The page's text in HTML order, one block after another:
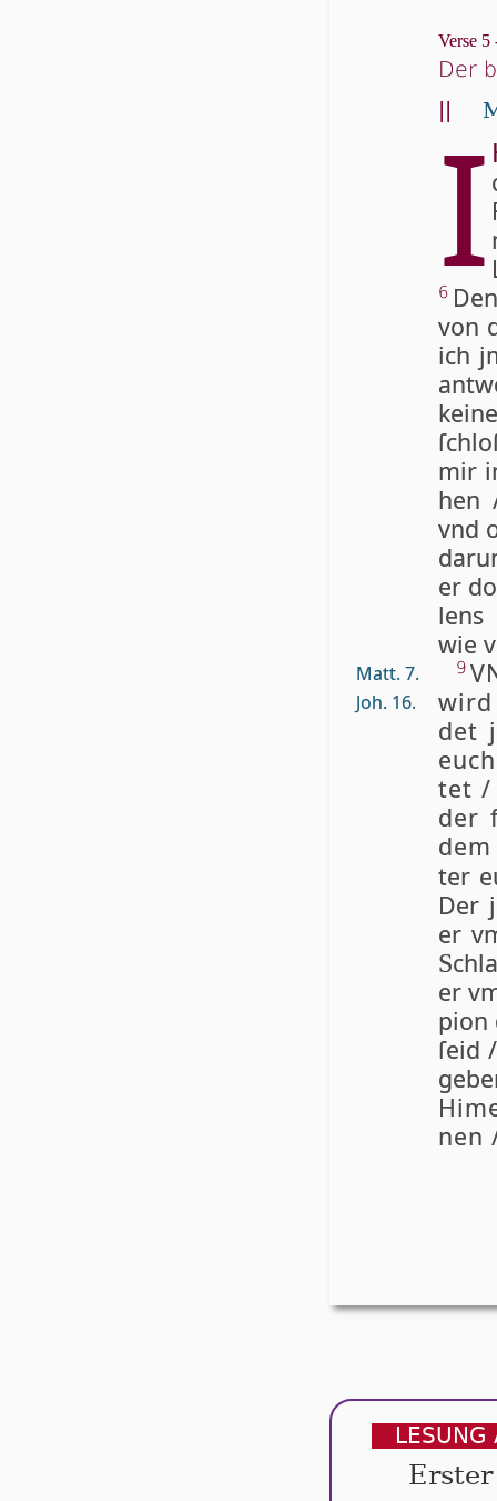
Verse 5
Der
I
6
von
ich
mir
hen
vnd
er
lens
wie
Matt. 7.
Joh. 16.
9
wird
det
tet /
der
ter
Der
er
S
er
pi­on
ſeid
nen
LESUNG
Erster